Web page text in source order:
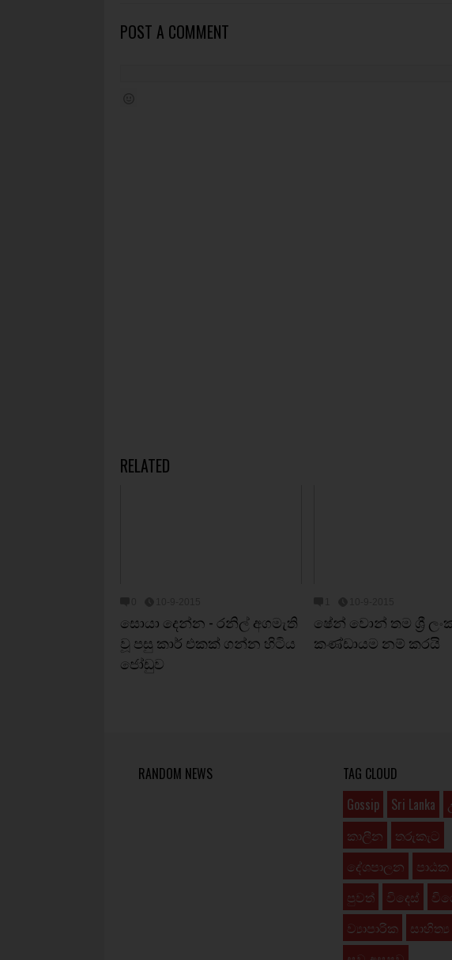
POST A COMMENT
RELATED
සොයා දෙන්න - රනිල් අගමැති
වූ පසු කාර් එකක් ගන්න හිටිය
ජෝඩුව
ෂේන් වොන් තම ශ්‍රී
කණ්ඩායම නම් කරයි
RANDOM NEWS
TAG CLOUD
Gossip
Sri Lanka
කාලීන
තරුකැට
දේශපාලන
පුවත්
විදෙස්
ව්‍යාපාරික